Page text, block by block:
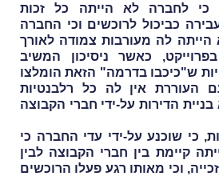
כי לחברה לא הייתה כל זכות
כביכול לרוכשים וכי החברה
הייתה לה מעורבות צמודה לאורך
כאשר ניסיכון המשיב
ש"כיכבו בדרמה" הזאת הומלצו
העוררת אין לה כל רלבנטיות
הדירות על-ידי חברי הקבוצה
כי שוכנע על-ידי עדי החברה כי
קיימת בין חברי הקבוצה לבין
וכי מאותו רגע פעלו הרוכשים